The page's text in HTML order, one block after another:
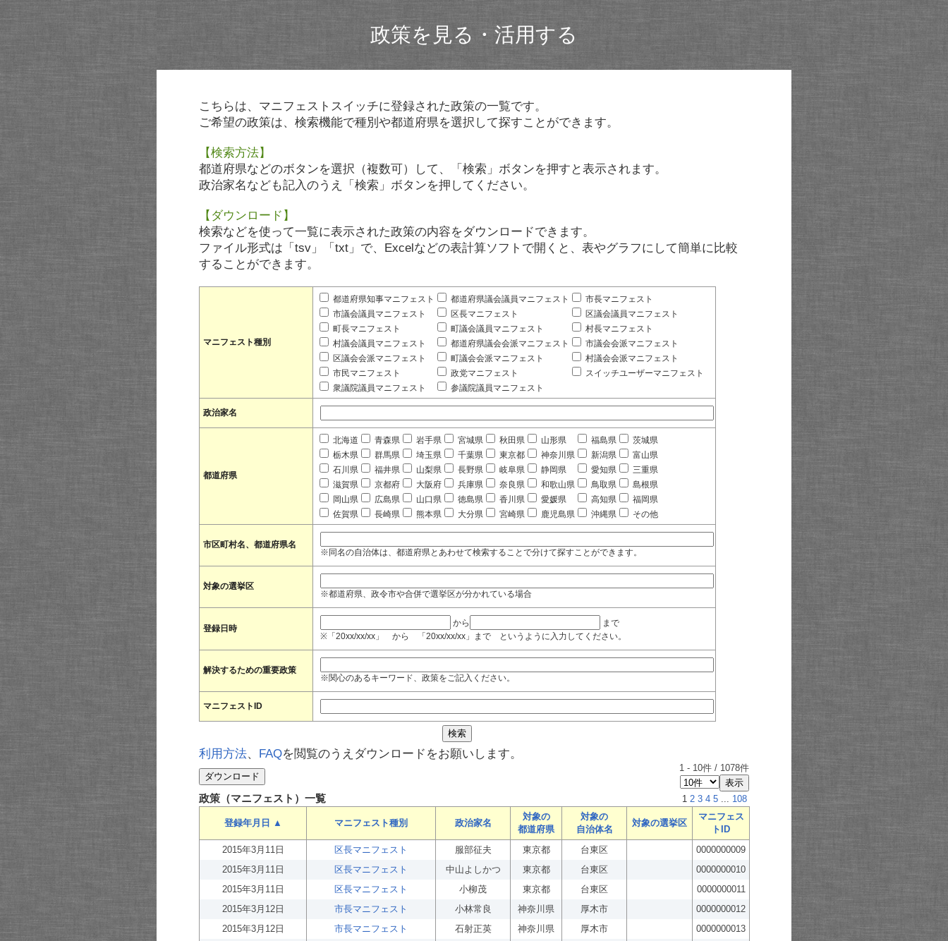
政策を見る・活用する
こちらは、マニフェストスイッチに登録された政策の一覧です。
ご希望の政策は、検索機能で種別や都道府県を選択して探すことができます。
【検索方法】
都道府県などのボタンを選択（複数可）して、「検索」ボタンを押すと表示されます。
政治家名なども記入のうえ「検索」ボタンを押してください。
【ダウンロード】
検索などを使って一覧に表示された政策の内容をダウンロードできます。
ファイル形式は「tsv」「txt」で、Excelなどの表計算ソフトで開くと、表やグラフにして簡単に比較
することができます。
マニフェスト種別
都道府県知事マニフェスト 都道府県議会議員マニフェスト
市長マニフェスト
市議会議員マニフェスト
区長マニフェスト
区議会議員マニフェスト
町長マニフェスト
町議会議員マニフェスト
村長マニフェスト
村議会議員マニフェスト
都道府県議会会派マニフェスト
市議会会派マニフェスト
区議会会派マニフェスト
町議会会派マニフェスト
村議会会派マニフェスト
市民マニフェスト
政党マニフェスト
スイッチユーザーマニフェスト
衆議院議員マニフェスト
参議院議員マニフェスト
政治家名
都道府県
北海道 青森県 岩手県 宮城県 秋田県 山形県 福島県
茨城県
栃木県
群馬県 埼玉県 千葉県 東京都 神奈川県 新潟県
富山県
石川県
福井県 山梨県 長野県 岐阜県 静岡県 愛知県
三重県
滋賀県
京都府 大阪府 兵庫県 奈良県 和歌山県 鳥取県
島根県
岡山県
広島県 山口県 徳島県 香川県 愛媛県 高知県
福岡県
佐賀県
長崎県 熊本県 大分県 宮崎県 鹿児島県 沖縄県 その他
市区町村名、都道府県名
※同名の自治体は、都道府県とあわせて検索することで分けて探すことができます。
対象の選挙区
※都道府県、政令市や合併で選挙区が分かれている場合
登録日時
から
まで
※「20xx/xx/xx」 から 「20xx/xx/xx」まで というように入力してください。
解決するための重要政策
※関心のあるキーワード、政策をご記入ください。
マニフェストID
利用方法、 FAQを閲覧のうえダウンロードをお願いします。
1 - 10件 / 1078件
政策（マニフェスト）一覧 1 2 3 4 5 ... 108
登録年月日 ▲ マニフェスト種別 政治家名
対象の
都道府県
対象の
自治体名
対象の選挙区
マニフェス
トID
2015年3月11日
区長マニフェスト 服部征夫 東京都 台東区
0000000009
2015年3月11日
区長マニフェスト 中山よしかつ 東京都 台東区
0000000010
2015年3月11日
区長マニフェスト 小柳茂 東京都 台東区
0000000011
2015年3月12日
市長マニフェスト 小林常良 神奈川県 厚木市
0000000012
2015年3月12日
市長マニフェスト 石射正英 神奈川県 厚木市
0000000013